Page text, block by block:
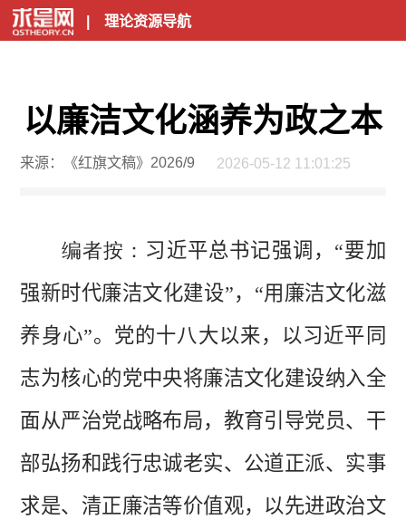
| 理论资源导航
以廉洁文化涵养为政之本
来源：《红旗文稿》2026/9 2026-05-12 11:01:25
编者按： 习近平总书记强调，“要加
强新时代廉洁文化建设”，“用廉洁文化滋
养身心”。党的十八大以来，以习近平同
志为核心的党中央将廉洁文化建设纳入全
面从严治党战略布局，教育引导党员、干
部弘扬和践行忠诚老实、公道正派、实事
求是、清正廉洁等价值观，以先进政治文